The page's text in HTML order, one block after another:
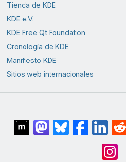
Tienda de KDE
KDE e.V.
KDE Free Qt Foundation
Cronología de KDE
Manifiesto KDE
Sitios web internacionales